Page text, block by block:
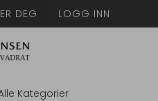
DEG LOGG INN
Kategorier